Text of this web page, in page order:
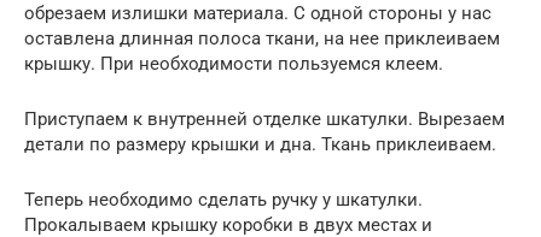
обрезаем излишки материала. С одной стороны у нас
оставлена длинная полоса ткани, на нее приклеиваем
крышку. При необходимости пользуемся клеем.
Приступаем к внутренней отделке шкатулки. Вырезаем
детали по размеру крышки и дна. Ткань приклеиваем.
Теперь необходимо сделать ручку у шкатулки.
Прокалываем крышку коробки в двух местах и